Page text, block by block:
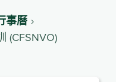
事曆
(CFSNVO)